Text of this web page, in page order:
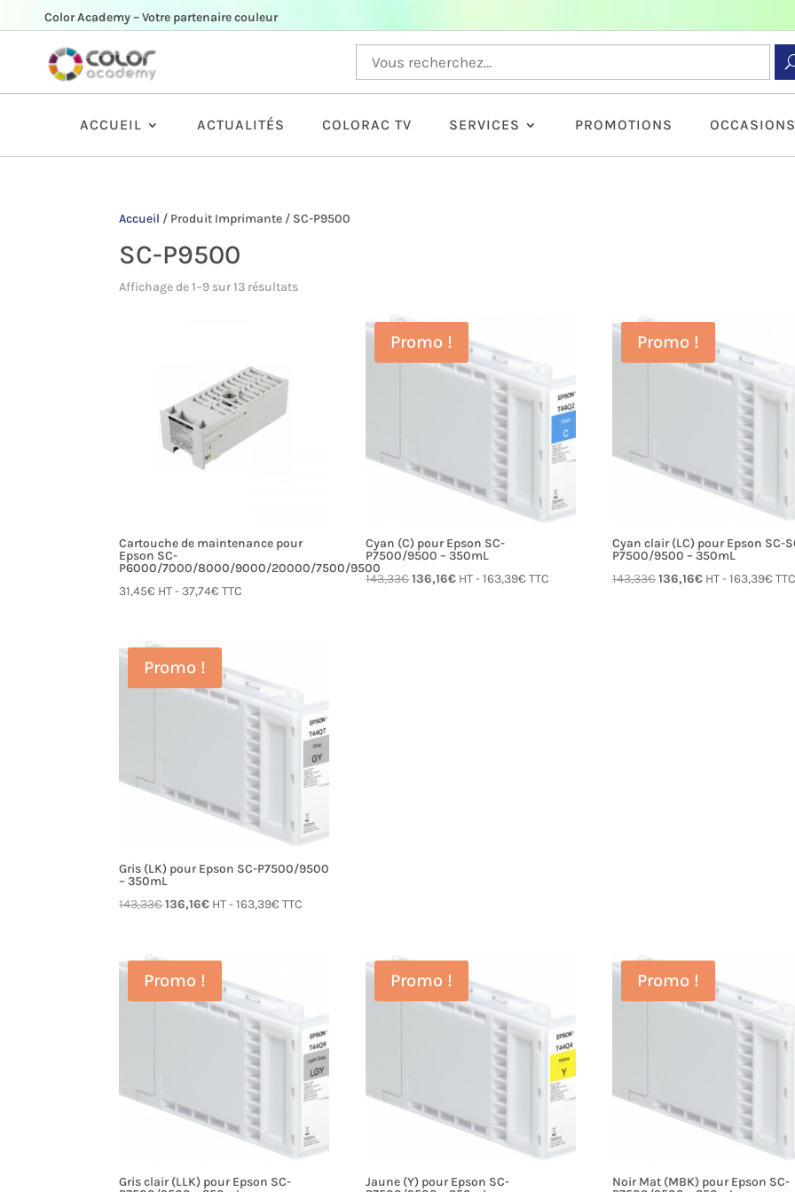
Color Academy – Votre partenaire couleur
ACCUEIL ACTUALITÉS COLORAC TV SERVICES PROMOTIONS OCCASIONS
Accueil / Produit Imprimante / SC-P9500
SC-P9500
Affichage de 1–9 sur 13 résultats
Cartouche de maintenance pour
Epson SC-
P6000/7000/8000/9000/20000/7500/9500
31,45€ HT -37,74€ TTC
Promo !
Cyan (C) pour Epson SC-
P7500/9500 – 350mL
143,33€Le
136,16€Le
HT -163,39€ TTC
Promo !
Cyan clair (LC) pour Epson SC-
P7500/9500 – 350mL
143,33€Le
136,16€Le
HT -163,39€
Promo !
Gris (LK) pour Epson SC-P7500/9500
– 350mL
143,33€Le
était :
143,33€.
136,16€Le
est :
136,16€.
HT -163,39€ TTC
Promo !
Gris clair (LLK) pour Epson SC-
Promo !
Jaune (Y) pour Epson SC-
Promo !
Noir Mat (MBK) pour Epson SC-